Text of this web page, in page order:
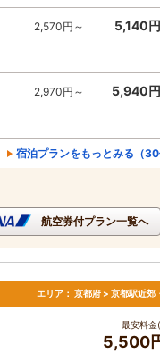
2,570円～ 5,140
2,970円～ 5,940
宿泊プランをもっとみる（30
航空券付プラン一覧へ
エリア： 京都府 > 京都駅近郊
最安料金
5,500